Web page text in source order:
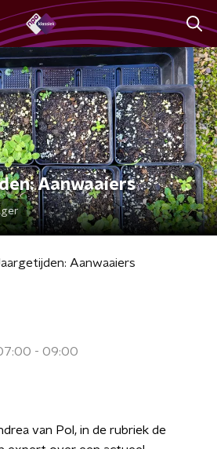
Aanwaaiers
Aanwaaiers
- 09:00
van Pol, in de rubriek de